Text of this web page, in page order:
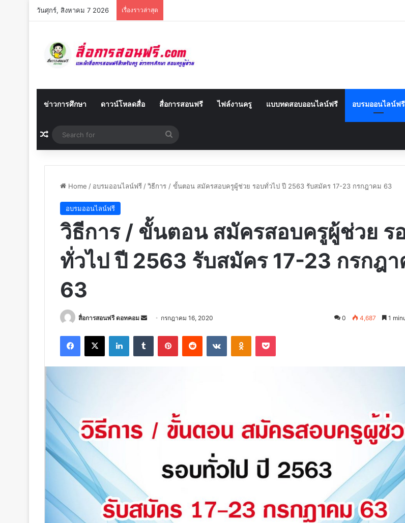
วันศุกร์, สิงหาคม 7 2026 เรื่องราวล่าสุด
ข่าวการศึกษา ดาวน์โหลดสื่อ สื่อการสอนฟรี ไฟล์งานครู แบบทดสอบออนไลน์ฟรี อบรมออนไลน์ฟรี
Random Article
for
Home / อบรมออนไลน์ฟรี /วิธีการ / ขั้นตอน สมัครสอบครูผู้ช่วย รอบทั่วไป ปี 2563 รับสมัคร 17-23 กรกฎาคม 63
อบรมออนไลน์ฟรี
วิธีการ / ขั้นตอน สมัครสอบครูผู้ช่วย ร
ทั่วไป ปี 2563 รับสมัคร 17-23 กรกฎ
63
สื่อการสอนฟรี ดอทคอม
Send กรกฎาคม 16, 2020 0 4,687 1
Facebook
X LinkedInTumblr PinterestReddit VKontakteOdnoklassniki
Pocket